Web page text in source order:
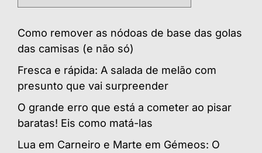
Como remover as nódoas de base das golas
das camisas (e não só)
Fresca e rápida: A salada de melão com
presunto que vai surpreender
O grande erro que está a cometer ao pisar
baratas! Eis como matá-las
Lua em Carneiro e Marte em Gémeos: O